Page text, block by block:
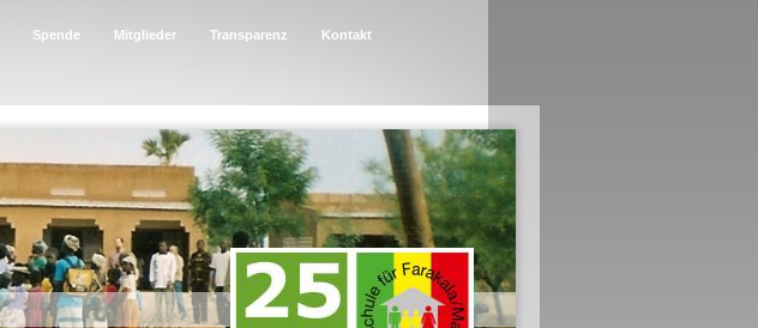
Spende Mitglieder Transparenz Kontakt